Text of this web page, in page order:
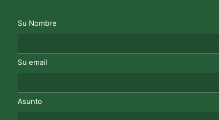
Su Nombre
Su email
Asunto